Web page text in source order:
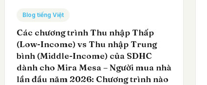
Blog tiếng Việt
Các chương trình Thu nhập Thấp
(Low-Income) vs Thu nhập Trung
bình (Middle-Income) của SDHC
dành cho Mira Mesa – Người mua nhà
lần đầu năm 2026: Chương trình nào